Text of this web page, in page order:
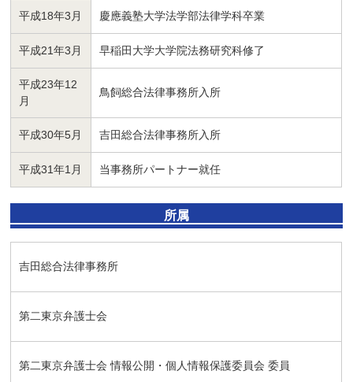
平成18年3月 慶應義塾大学法学部法律学科卒業
平成21年3月 早稲田大学大学院法務研究科修了
平成23年12
月
鳥飼総合法律事務所入所
平成30年5月 吉田総合法律事務所入所
平成31年1月 当事務所パートナー就任
所属
吉田総合法律事務所
第二東京弁護士会
第二東京弁護士会 情報公開・個人情報保護委員会 委員